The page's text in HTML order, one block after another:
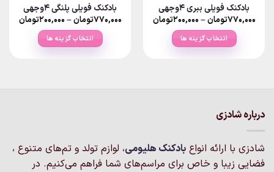
بادکنک فویلی ببری ۴وجهی
۷۷۰,۰۰۰تومان–۲۰۰,۰۰۰تومانPrice
انتخاب گزینه ها
گزینه
ها
ممکن
بادکنک فویلی پلنگی ۴وجهی
۷۷۰,۰۰۰تومان–۲۰۰,۰۰۰تومان
انتخاب گزینه ها
گزینه
ها
ممکن
درباره شادزی
شادزی با ارائه انواع بادکنک‌ هلیومی، لوازم تولد و تم‌های متنوع ،
فضایی زیبا و خاص برای مراسم‌های شما فراهم می‌کنیم. در